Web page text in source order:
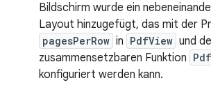
Bildschirm wurde ein
Layout hinzugefügt, das mit der
pagesPerRow in PdfView und
zusammensetzbaren Funktion
konfiguriert werden kann.